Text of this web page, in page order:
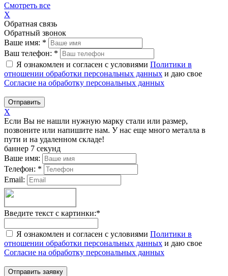
Смотреть все
X
Обратная связь
Обратный звонок
Ваше имя: *
Ваш телефон: *
Я ознакомлен и согласен с условиями Политики в
отношении обработки персональных данных и даю свое
Согласие на обработку персональных данных
Отправить
X
Если Вы не нашли нужную марку стали или размер,
позвоните или напишите нам. У нас еще много металла в
пути и на удаленном складе!
баннер 7 секунд
Ваше имя:
Телефон: *
Email:
Введите текст с картинки:*
Я ознакомлен и согласен с условиями Политики в
отношении обработки персональных данных и даю свое
Согласие на обработку персональных данных
Отправить заявку